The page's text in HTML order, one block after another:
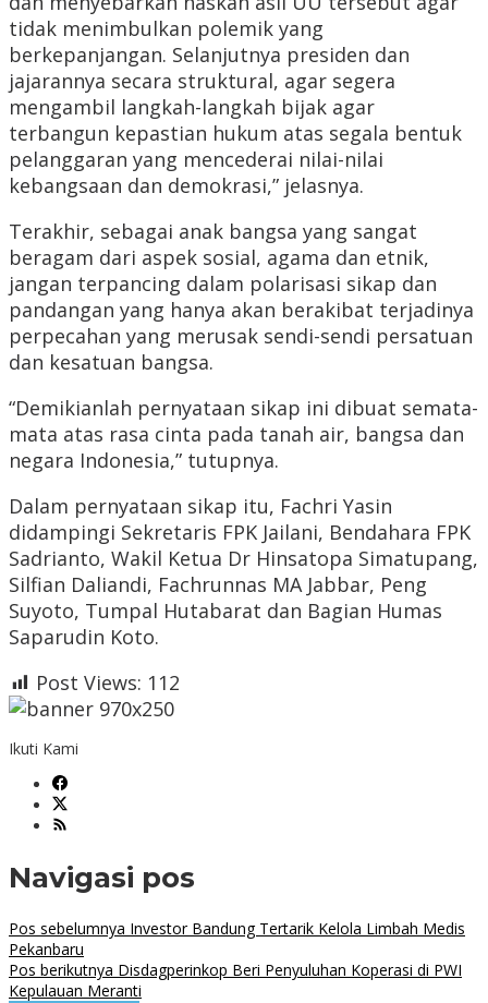
tidak menimbulkan polemik yang
berkepanjangan. Selanjutnya presiden dan
jajarannya secara struktural, agar segera
mengambil langkah-langkah bijak agar
terbangun kepastian hukum atas segala bentuk
pelanggaran yang mencederai nilai-nilai
kebangsaan dan demokrasi,” jelasnya.
Terakhir, sebagai anak bangsa yang sangat
beragam dari aspek sosial, agama dan etnik,
jangan terpancing dalam polarisasi sikap dan
pandangan yang hanya akan berakibat terjadinya
perpecahan yang merusak sendi-sendi persatuan
dan kesatuan bangsa.
“Demikianlah pernyataan sikap ini dibuat semata-
mata atas rasa cinta pada tanah air, bangsa dan
negara Indonesia,” tutupnya.
Dalam pernyataan sikap itu, Fachri Yasin
didampingi Sekretaris FPK Jailani, Bendahara FPK
Sadrianto, Wakil Ketua Dr Hinsatopa Simatupang,
Silfian Daliandi, Fachrunnas MA Jabbar, Peng
Suyoto, Tumpal Hutabarat dan Bagian Humas
Saparudin Koto.
Post Views: 112
Ikuti Kami
Navigasi pos
Pos sebelumnya Investor Bandung Tertarik Kelola Limbah Medis
Pekanbaru
Pos berikutnya Disdagperinkop Beri Penyuluhan Koperasi di PWI
Kepulauan Meranti